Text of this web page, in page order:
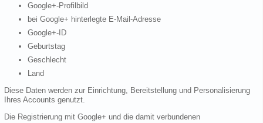
Google+-Profilbild
bei Google+ hinterlegte E-Mail-Adresse
Google+-ID
Geburtstag
Geschlecht
Land
Diese Daten werden zur Einrichtung, Bereitstellung und Personalisierung
Ihres Accounts genutzt.
Die Registrierung mit Google+ und die damit verbundenen